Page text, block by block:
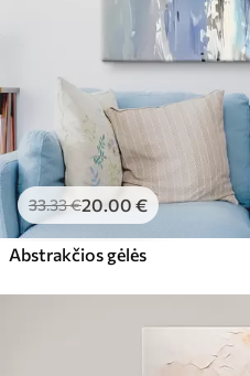
33.33€20.00 €
Abstrakčios gėlės